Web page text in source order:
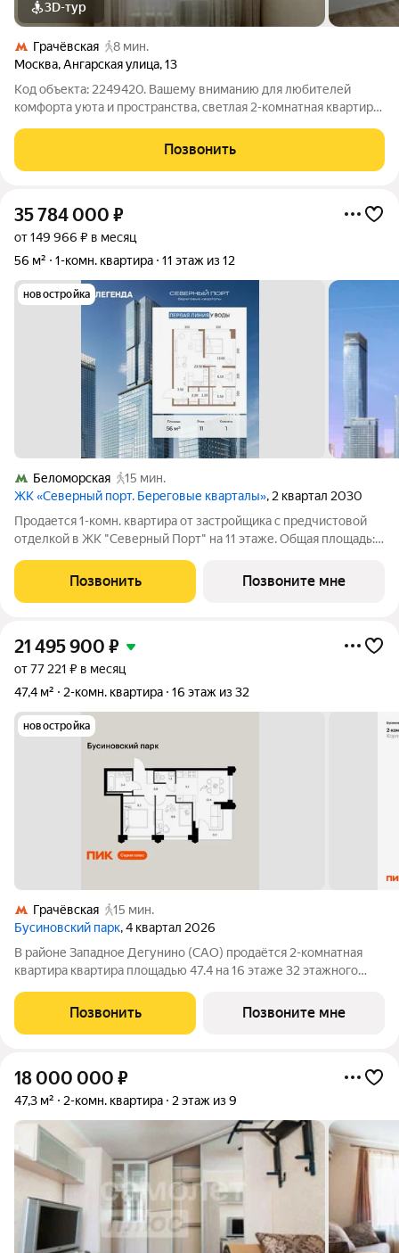
3D-тур
Грачёвская
8 мин.
Москва,Ангарская улица,13
Код объекта: 2249420. Вашему вниманию для любителей
комфорта уюта и пространства, светлая 2-комнатная квартира
дарит больше света и открытые виды на улицу , а
изолированные комнаты 14 и 18 м
Позвонить
35 784 000 ₽
от 149 966 ₽ в месяц
56 м²
1-комн. квартира 11 этаж из 12
новостройка
Беломорская
15 мин.
ЖК «Северный порт. Береговые кварталы», 2 квартал 2030
Продается 1-комн. квартира от застройщика с предчистовой
отделкой в ЖК "Северный Порт" на 11 этаже. Общая площадь:
6.2. Дом монолитный, одноподъездный, высотой 12 этажей. На
этаже 5
Позвонить Позвоните мне
21 495 900 ₽
от 77 221 ₽ в месяц
47,4 м²
2-комн. квартира 16 этаж из 32
новостройка
Грачёвская
15 мин.
Бусиновский парк, 4 квартал 2026
В районе Западное Дегунино (САО) продаётся 2-комнатная
квартира квартира площадью 47.4 на 16 этаже 32 этажного
Удобное расположение: 20 минут пешком до станций метро
«Ховрино» и 15 минут от МЦД
Позвонить Позвоните мне
18 000 000 ₽
47,3 м² 2-комн. квартира 2 этаж из 9